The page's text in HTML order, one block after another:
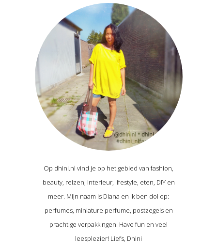
Op dhini.nl vind je op het gebied van fashion,
beauty, reizen, interieur, lifestyle, eten, DIY en
meer. Mijn naam is Diana en ik ben dol op:
perfumes, miniature perfume, postzegels en
prachtige verpakkingen. Have fun en veel
leesplezier! Liefs, Dhini